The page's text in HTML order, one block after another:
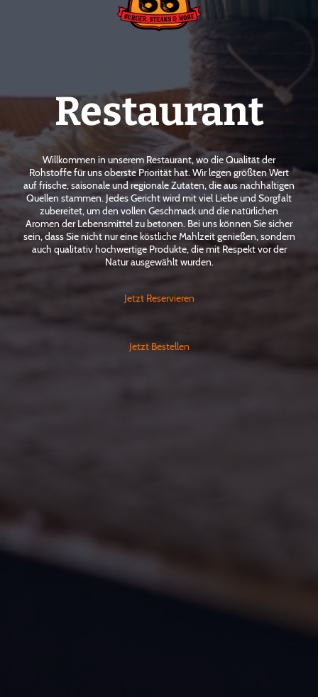
Restaurant
Willkommen in unserem Restaurant, wo die Qualität der
Rohstoffe für uns oberste Priorität hat. Wir legen größten Wert
auf frische, saisonale und regionale Zutaten, die aus nachhaltigen
Quellen stammen. Jedes Gericht wird mit viel Liebe und Sorgfalt
zubereitet, um den vollen Geschmack und die natürlichen
Aromen der Lebensmittel zu betonen. Bei uns können Sie sicher
sein, dass Sie nicht nur eine köstliche Mahlzeit genießen, sondern
auch qualitativ hochwertige Produkte, die mit Respekt vor der
Natur ausgewählt wurden.
Jetzt Reservieren
Jetzt Bestellen